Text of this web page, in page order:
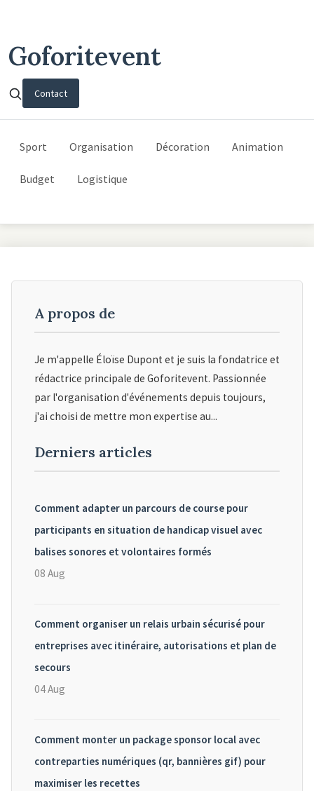
Goforitevent
Contact
Sport Organisation Décoration Animation
Budget Logistique
A propos de
Je m'appelle Éloïse Dupont et je suis la fondatrice et
rédactrice principale de Goforitevent. Passionnée
par l'organisation d'événements depuis toujours,
j'ai choisi de mettre mon expertise au...
Derniers articles
Comment adapter un parcours de course pour
participants en situation de handicap visuel avec
balises sonores et volontaires formés
08 Aug
Comment organiser un relais urbain sécurisé pour
entreprises avec itinéraire, autorisations et plan de
secours
04 Aug
Comment monter un package sponsor local avec
contreparties numériques (qr, bannières gif) pour
maximiser les recettes